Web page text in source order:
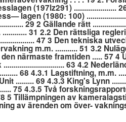
(197lz291) .....................
lagen (1980: 100)
29 2 Gällande rätt
31 2.2 Den rättsliga
47 3 Den tekniska
m.m. ........... 51 3.2
närmaste framtiden ..... 57 4
63 4.2
68 4.3.1 Lagstiftning, m.m.
......... 69 4.3.3 King's Lynn
75 4.3.5 Två
5 Tillämpningen av
av ärenden om över-